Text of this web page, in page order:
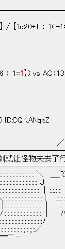
】 / 【1d20+1 ：
： 1=1 】) vs AC：13
ID:DQKANqeZ
　　　　　　　 　 ／
让怪物失去了
＼ 　＿_
　　　
｜ :.:.::::
｜
｜  　..:
｜　　
／
－｀ ´